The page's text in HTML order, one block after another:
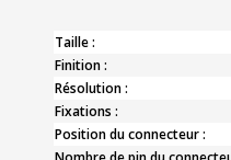
Taille :
Finition :
Résolution :
Fixations :
Position du connecteur :